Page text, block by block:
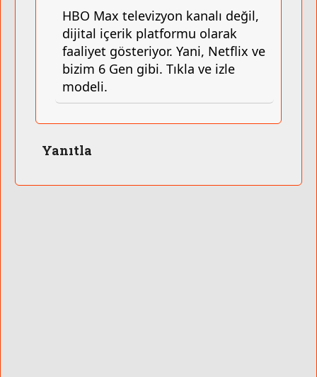
HBO Max televizyon kanalı değil,
dijital içerik platformu olarak
faaliyet gösteriyor. Yani, Netflix ve
bizim 6 Gen gibi. Tıkla ve izle
modeli.
Yanıtla